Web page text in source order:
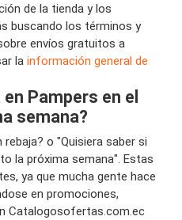
de la tienda y los
buscando los términos y
envíos gratuitos a
la información general de
Pampers en el
semana?
o "Quisiera saber si
la próxima semana". Estas
ya que mucha gente hace
en promociones,
Catalogosofertas.com.ec